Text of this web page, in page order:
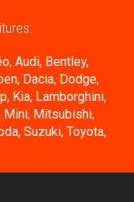
Audi, Bentley,
Dacia, Dodge,
Kia, Lamborghini,
Mini, Mitsubishi,
Suzuki, Toyota,